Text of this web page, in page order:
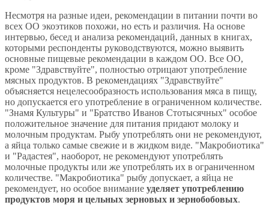
Несмотря на разные идеи, рекомендации в питании почти во
всех ОО экоэтиков похожи, но есть и различия. На основе
интервью, бесед и анализа рекомендаций, данных в книгах,
которыми респонденты руководствуются, можно выявить
основные пищевые рекомендации в каждом ОО. Все ОО,
кроме "Здравствуйте", полностью отрицают употребление
мясных продуктов. В рекомендациях "Здравствуйте"
объясняется нецелесообразность использования мяса в пищу,
но допускается его употребление в ограниченном количестве.
"Знамя Культуры" и "Братство Иванов Стотысячных" особое
положительное значение для питания придают молоку и
молочным продуктам. Рыбу употреблять они не рекомендуют,
а яйца только самые свежие и в жидком виде. "Макробиотика"
и "Радастея", наоборот, не рекомендуют употреблять
молочные продукты или же употреблять их в ограниченном
количестве. "Макробиотика" рыбу допускает, а яйца не
рекомендует, но особое внимание уделяет употреблению
продуктов моря и цельных зерновых и зернобобовых.